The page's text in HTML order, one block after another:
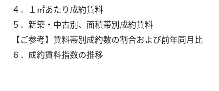
４．１㎡あたり成約賃料
５．新築・中古別、面積帯別成約賃料
【ご参考】賃料帯別成約数の割合および前年同月比
６．成約賃料指数の推移